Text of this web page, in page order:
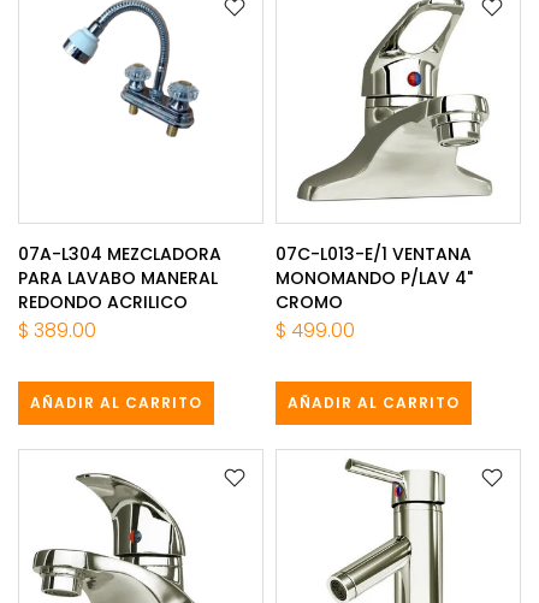
07A-L304 MEZCLADORA
PARA LAVABO MANERAL
REDONDO ACRILICO
$ 389.00
AÑADIR AL CARRITO
07C-L013-E/1 VENTANA
MONOMANDO P/LAV 4"
CROMO
$ 499.00
AÑADIR AL CARRITO